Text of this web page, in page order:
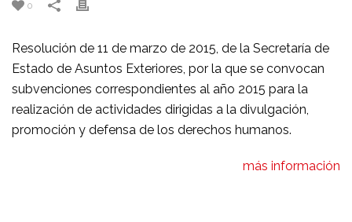
0
Resolución de 11 de marzo de 2015, de la Secretaría de
Estado de Asuntos Exteriores, por la que se convocan
subvenciones correspondientes al año 2015 para la
realización de actividades dirigidas a la divulgación,
promoción y defensa de los derechos humanos.
más información